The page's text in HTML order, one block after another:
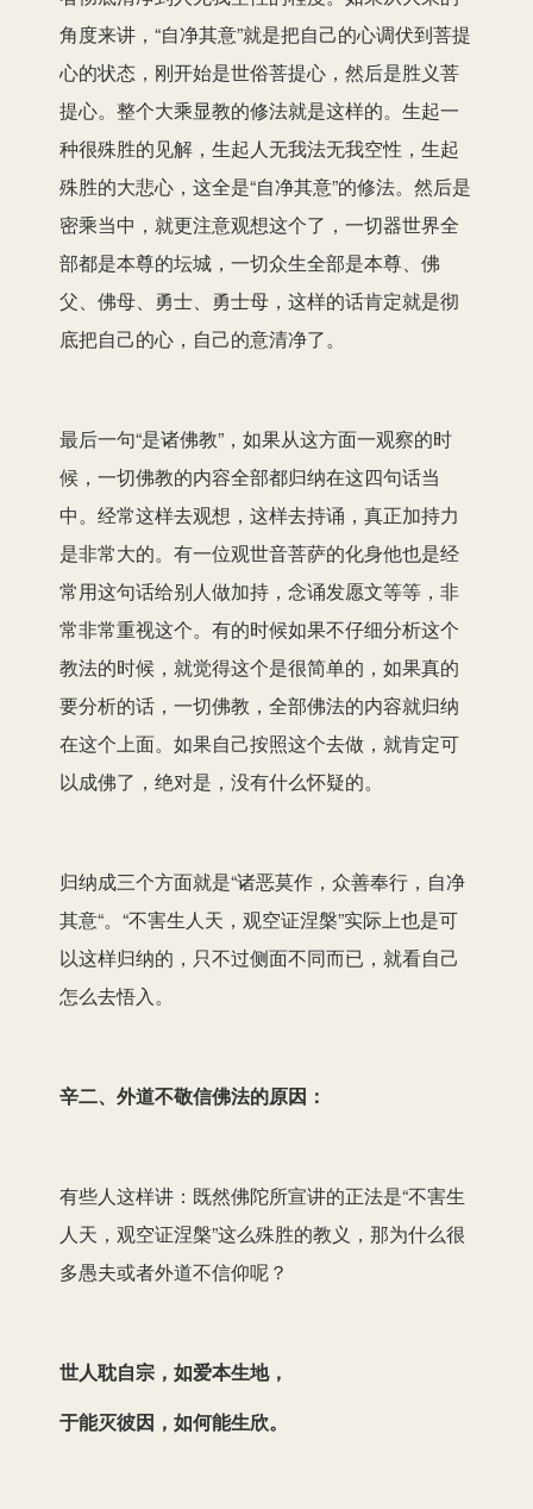
角度来讲，“自净其意”就是把自己的心调伏到菩提
心的状态，刚开始是世俗菩提心，然后是胜义菩
提心。整个大乘显教的修法就是这样的。生起一
种很殊胜的见解，生起人无我法无我空性，生起
殊胜的大悲心，这全是“自净其意”的修法。然后是
密乘当中，就更注意观想这个了，一切器世界全
部都是本尊的坛城，一切众生全部是本尊、佛
父、佛母、勇士、勇士母，这样的话肯定就是彻
底把自己的心，自己的意清净了。
最后一句“是诸佛教”，如果从这方面一观察的时
候，一切佛教的内容全部都归纳在这四句话当
中。经常这样去观想，这样去持诵，真正加持力
是非常大的。有一位观世音菩萨的化身他也是经
常用这句话给别人做加持，念诵发愿文等等，非
常非常重视这个。有的时候如果不仔细分析这个
教法的时候，就觉得这个是很简单的，如果真的
要分析的话，一切佛教，全部佛法的内容就归纳
在这个上面。如果自己按照这个去做，就肯定可
以成佛了，绝对是，没有什么怀疑的。
归纳成三个方面就是“诸恶莫作，众善奉行，自净
其意“。“不害生人天，观空证涅槃”实际上也是可
以这样归纳的，只不过侧面不同而已，就看自己
怎么去悟入。
辛二、外道不敬信佛法的原因：
有些人这样讲：既然佛陀所宣讲的正法是“不害生
人天，观空证涅槃”这么殊胜的教义，那为什么很
多愚夫或者外道不信仰呢？
世人耽自宗，如爱本生地，
于能灭彼因，如何能生欣。